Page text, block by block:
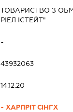
ТОВАРИСТВО З
РІЕЛ ІСТЕЙТ"
-
43932063
14.12.20
- ХАРПРІТ СІНГХ